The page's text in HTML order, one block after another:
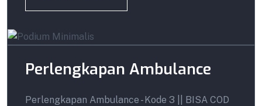
Perlengkapan Ambulance
Perlengkapan Ambulance - Kode 3 || BISA COD